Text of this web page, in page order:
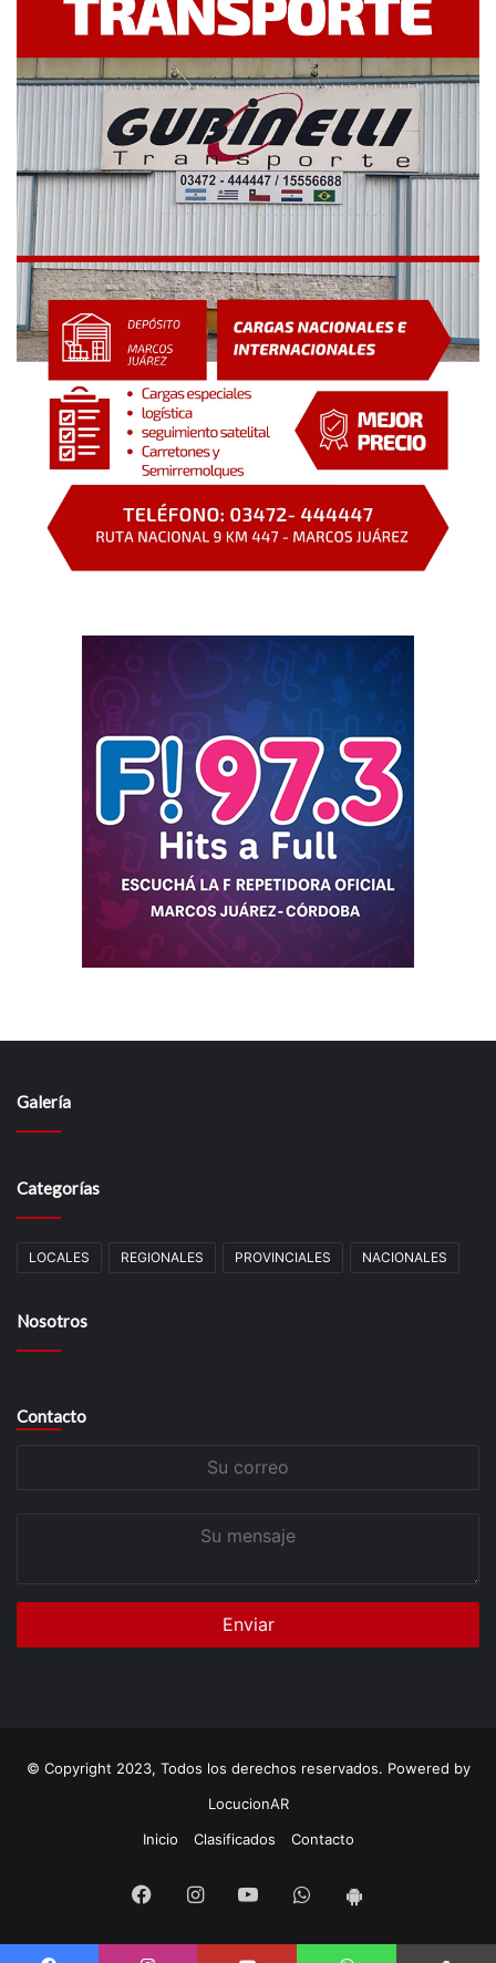
Galería
Categorías
LOCALES REGIONALES PROVINCIALES NACIONALES
Nosotros
Contacto
© Copyright 2023, Todos los derechos reservados. Powered by
LocucionAR
Inicio
Clasificados Contacto
FacebookInstagramYoutubeWhatsapp
Android